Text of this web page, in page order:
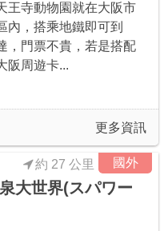
王寺動物園就在大阪市
內，搭乘地鐵即可到
，門票不貴，若是搭配
阪周遊卡...
更多資訊
國外
大世界(スパワー
約 27 公里